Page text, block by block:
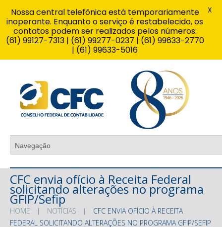
CFC envia ofício à Receita Federal
solicitando alterações no programa
GFIP/Sefip
HOME NOTÍCIAS
CFC ENVIA OFÍCIO À RECEITA
FEDERAL SOLICITANDO ALTERAÇÕES NO PROGRAMA GFIP/SEFIP
Nossa central telefônica está temporariamente
inoperante. Enquanto o serviço é restabelecido, os
contatos podem ser realizados pelos números:
(61) 99127-7313 | (61) 99277-0237 | (61) 99633-2770
| (61) 99633-5016
X